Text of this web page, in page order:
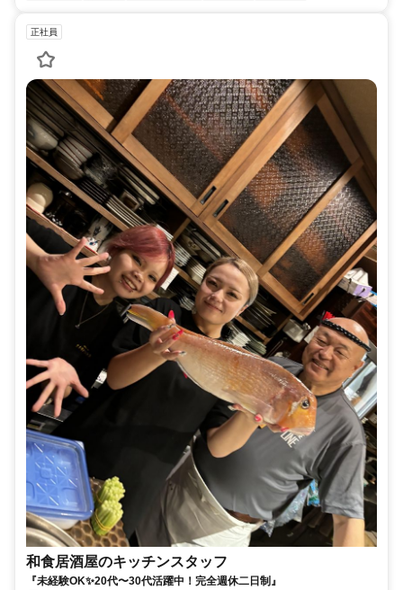
正社員
和食居酒屋のキッチンスタッフ
『未経験OK✨20代〜30代活躍中！完全週休二日制』